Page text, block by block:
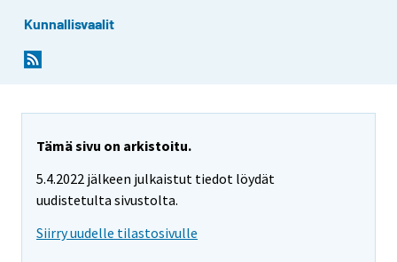
Kunnallisvaalit
Tämä sivu on arkistoitu.
5.4.2022 jälkeen julkaistut tiedot löydät
uudistetulta sivustolta.
Siirry uudelle tilastosivulle